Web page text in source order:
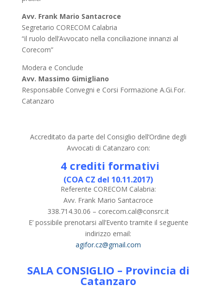
Avv. Frank Mario Santacroce
Segretario CORECOM Calabria
“il ruolo dell’Avvocato nella conciliazione innanzi al
Corecom”
Modera e Conclude
Avv. Massimo Gimigliano
Responsabile Convegni e Corsi Formazione A.Gi.For.
Catanzaro
Accreditato da parte del Consiglio dell’Ordine degli
Avvocati di Catanzaro con:
4 crediti formativi
(COA CZ del 10.11.2017)
Referente CORECOM Calabria:
Avv. Frank Mario Santacroce
338.714.30.06 – corecom.cal@consrc.it
E’ possibile prenotarsi all’Evento tramite il seguente
indirizzo email:
agifor.cz@gmail.com
SALA CONSIGLIO – Provincia di
Catanzaro